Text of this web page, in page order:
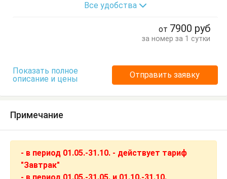
Все удобства
от 7900 руб
за номер за 1 сутки
Показать полное
описание и цены
Отправить заявку
Примечание
- в период 01.05.-31.10. - действует тариф
"Завтрак"